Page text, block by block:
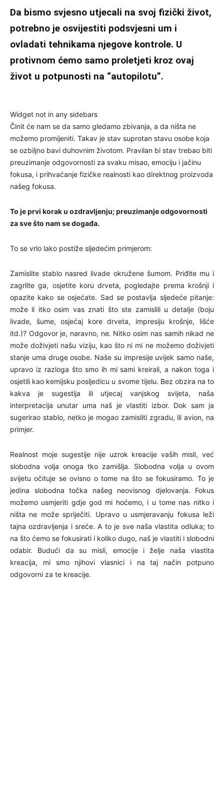
Da bismo svjesno utjecali na svoj fizički život,
potrebno je osvijestiti podsvjesni um i
ovladati tehnikama njegove kontrole. U
protivnom ćemo samo proletjeti kroz ovaj
život u potpunosti na “autopilotu”.
Widget not in any sidebars
Činit će nam se da samo gledamo zbivanja, a da ništa ne
možemo promijeniti. Takav je stav suprotan stavu osobe koja
se ozbiljno bavi duhovnim životom. Pravilan bi stav trebao biti
preuzimanje odgovornosti za svaku misao, emociju i jačinu
fokusa, i prihvaćanje fizičke realnosti kao direktnog proizvoda
našeg fokusa.
To je prvi korak u ozdravljenju; preuzimanje odgovornosti
za sve što nam se događa.
To se vrlo lako postiže sljedećim primjerom:
Zamislite stablo nasred livade okružene šumom. Priđite mu i
zagrlite ga, osjetite koru drveta, pogledajte prema krošnji i
opazite kako se osjećate. Sad se postavlja sljedeće pitanje:
može li itko osim vas znati što ste zamislili u detalje (boju
livade, šume, osjećaj kore drveta, impresiju krošnje, lišće
itd.)? Odgovor je, naravno, ne. Nitko osim nas samih nikad ne
može doživjeti našu viziju, kao što ni mi ne možemo doživjeti
stanje uma druge osobe. Naše su impresije uvi­jek samo naše,
upravo iz razloga što smo ih mi sami kreirali, a nakon toga i
osjetili kao kemijsku posljedicu u svome tijelu. Bez obzira na to
kakva je sugestija ili utjecaj vanjskog svijeta, naša
interpretacija unutar uma naš je vlastiti izbor. Dok sam ja
sugerirao stablo, netko je mogao zamisliti zgradu, ili avion, na
primjer.
Realnost moje sugestije nije uzrok kreacije vaših misli, već
slobodna volja onoga tko zamišlja. Slobodna volja u ovom
svijetu očituje se ovisno o tome na što se fokusiramo. To je
jedina slobodna točka našeg neovisnog djelovanja. Fokus
možemo usmjeriti gdje god mi hoćemo, i u tome nas nitko i
ništa ne može spriječiti. Upravo u usmjeravanju fokusa leži
tajna ozdravljenja i sreće. A to je sve naša vlastita odluka; to
na što ćemo se fokusirati i koliko dugo, naš je vlastiti i slobodni
odabir. Budući da su misli, emocije i želje naša vlastita
kreacija, mi smo njihovi vlasnici i na taj način potpuno
odgovorni za te kreacije.